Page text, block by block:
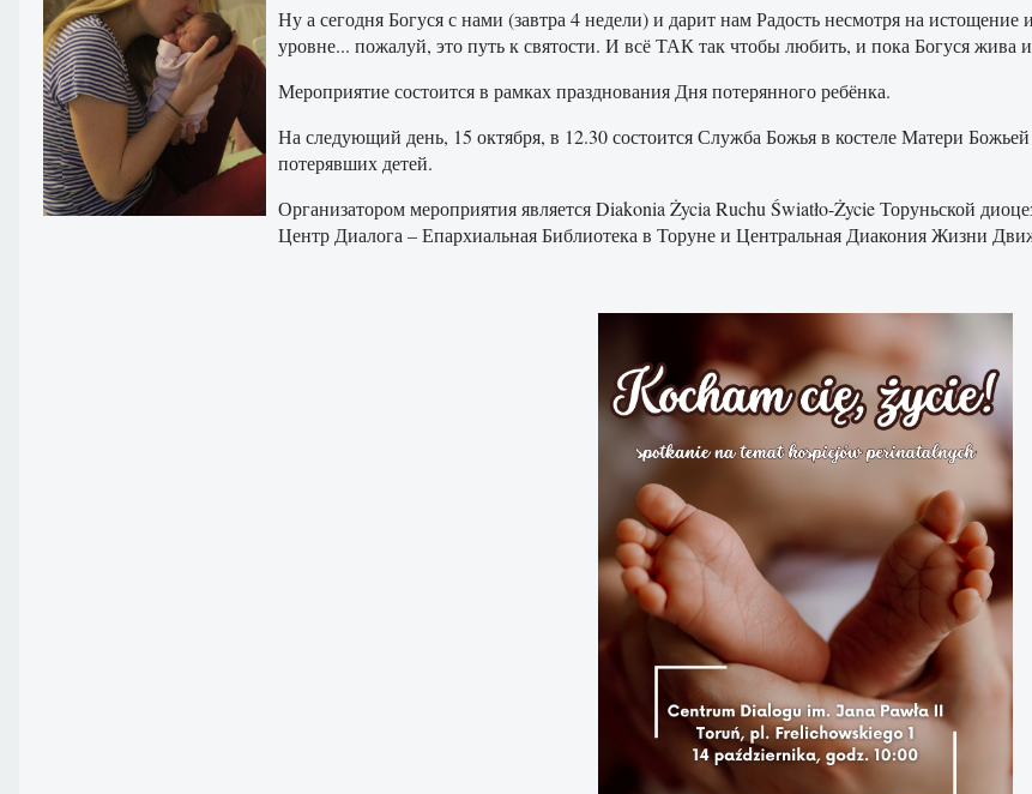
Ну а сегодня Богуся с нами (завтра 4 недели) и дарит нам Радость несмотря на
уровне... пожалуй, это путь к святости. И всё ТАК так чтобы любить, и пока Богуся жива
Мероприятие состоится в рамках празднования Дня потерянного ребёнка.
На следующий день, 15 октября, в 12.30 состоится Служба Божья в костеле Матери
потерявших детей.
Организатором мероприятия является Diakonia Życia Ruchu Światło-Życie Торуньской
Центр Диалога – Епархиальная Библиотека в Торуне и Центральная Диакония Жизни